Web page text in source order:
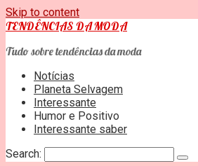
Skip to content
TENDÊNCIAS DA MODA
Tudo sobre tendências da moda
Notícias
Planeta Selvagem
Interessante
Humor e Positivo
Interessante saber
Search: